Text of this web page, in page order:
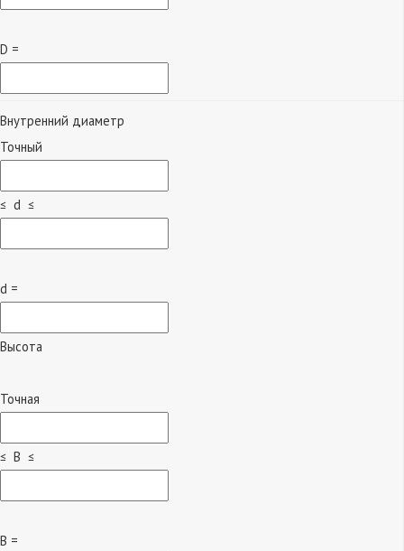
D =
Внутренний диаметр
Точный
≤ d ≤
d =
Высота
Точная
≤ B ≤
B =